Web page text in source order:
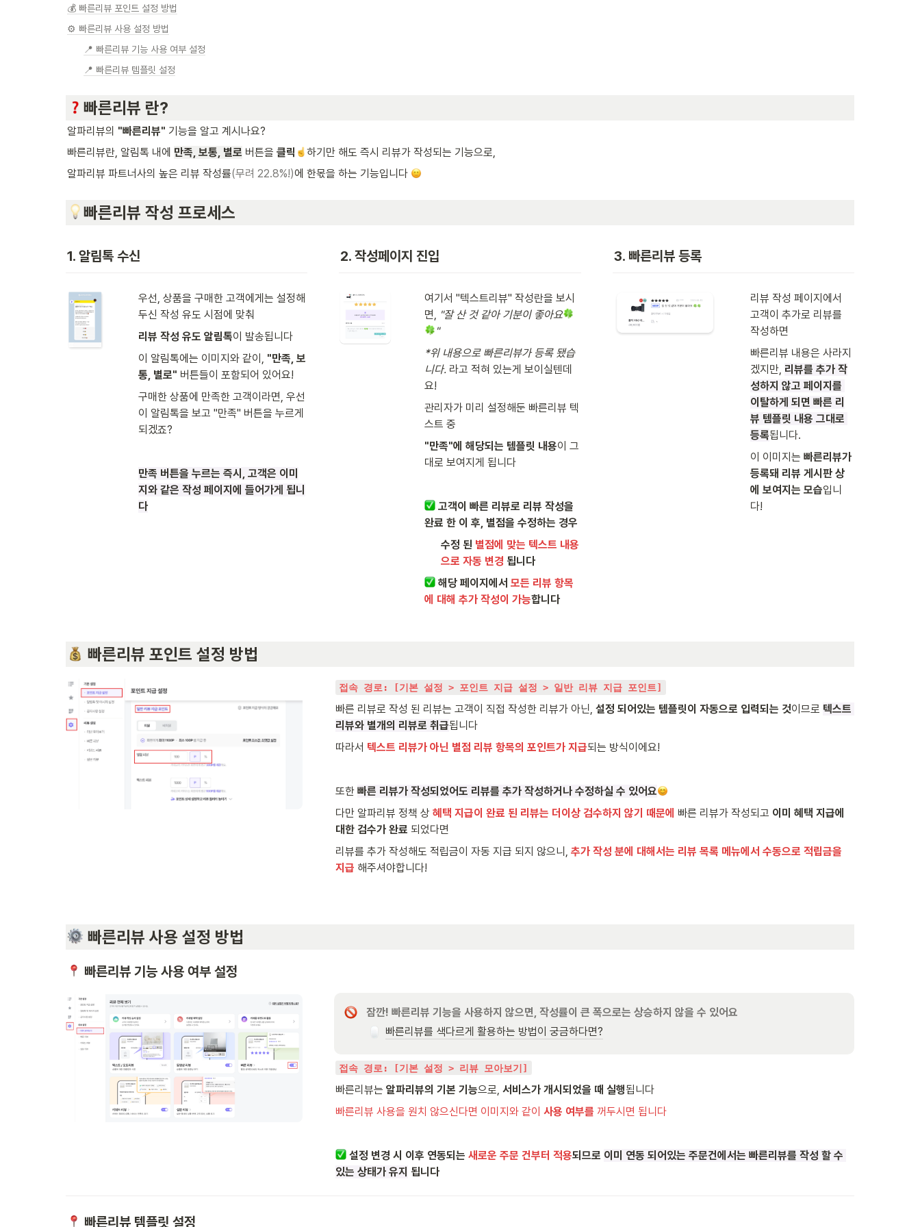
💰 빠른리뷰 포인트 설정 방법
⚙️ 빠른리뷰 사용 설정 방법
📍 빠른리뷰 기능 사용 여부 설정
📍 빠른리뷰 템플릿 설정
빠른리뷰 란?
알파리뷰의 "빠른리뷰" 기능을 알고 계시나요?
빠른리뷰란, 알림톡 내에 만족, 보통, 별로 버튼을 클릭
하기만 해도 즉시 리뷰가 작성되는 기능으로,
알파리뷰 파트너사의 높은 리뷰 작성률(무려 22.8%!)에 한몫을 하는 기능입니다
빠른리뷰 작성 프로세스
1. 알림톡 수신
우선, 상품을 구매한 고객에게는 설정해
두신 작성 유도 시점에 맞춰
리뷰 작성 유도 알림톡이 발송됩니다
이 알림톡에는 이미지와 같이, "만족, 보
통, 별로" 버튼들이 포함되어 있어요!
구매한 상품에 만족한 고객이라면, 우선
이 알림톡을 보고 "만족" 버튼을 누르게
되겠죠?
만족 버튼을 누르는 즉시, 고객은 이미
지와 같은 작성 페이지에 들어가게 됩니
다
2. 작성페이지 진입
여기서 "텍스트리뷰" 작성란을 보시
면,
"잘 산 것 같아 기분이 좋아요
"
*위 내용으로 빠른리뷰가 등록 됐습
니다. 라고 적혀 있는게 보이실텐데
요!
관리자가 미리 설정해둔 빠른리뷰 텍
스트 중
"만족"에 해당되는 템플릿 내용이 그
대로 보여지게 됩니다
고객이 빠른 리뷰로 리뷰 작성을
수정 된 별점에 맞는 텍스트 내용
으로 자동 변경 됩니다
해당 페이지에서 모든 리뷰 항목
에 대해 추가 작성이 가능합니다
3. 빠른리뷰 등록
리뷰 작성 페이지에서
고객이 추가로 리뷰를
작성하면
빠른리뷰 내용은 사라지
겠지만, 리뷰를 추가 작
성하지 않고 페이지를
이탈하게 되면 빠른 리
뷰 템플릿 내용 그대로
등록됩니다.
이 이미지는 빠른리뷰가
등록돼 리뷰 게시판 상
에 보여지는 모습입니
다!
빠른리뷰 포인트 설정 방법
접속 경로: [기본 설정 > 포인트 지급 설정 > 일반 리뷰 지급 포인트]
빠른 리뷰로 작성 된 리뷰는 고객이 직접 작성한 리뷰가 아닌, 설정 되어있는 템플릿이 자동으로 입력되는 것이므로 텍스트
리뷰와 별개의 리뷰로 취급됩니다
따라서 텍스트 리뷰가 아닌 별점 리뷰 항목의 포인트가 지급되는 방식이에요!
또한 빠른 리뷰가 작성되었어도 리뷰를 추가 작성하거나 수정하실 수 있어요
다만 알파리뷰 정책 상 혜택 지급이 완료 된 리뷰는 더이상 검수하지 않기 때문에 빠른 리뷰가 작성되고 이미 혜택 지급에
대한 검수가 완료 되었다면
리뷰를 추가 작성해도 적립금이 자동 지급 되지 않으니, 추가 작성 분에 대해서는 리뷰 목록 메뉴에서 수동으로 적립금을
지급 해주셔야합니다!
빠른리뷰 사용 설정 방법
빠른리뷰 기능 사용 여부 설정
잠깐! 빠른리뷰 기능을 사용하지 않으면, 작성률이 큰 폭으로는 상승하지 않을 수 있어요
빠른리뷰를 색다르게 활용하는 방법이 궁금하다면?
접속 경로: [기본 설정 > 리뷰 모아보기]
빠른리뷰는 알파리뷰의 기본 기능으로, 서비스가 개시되었을 때 실행됩니다
빠른리뷰 사용을 원치 않으신다면 이미지와 같이 사용 여부를 꺼두시면 됩니다
설정 변경 시 이후 연동되는 새로운 주문 건부터 적용되므로 이미 연동 되어있는 주문건에서는 빠른리뷰를 작성 할 수
있는 상태가 유지 됩니다
빠른리뷰 템플릿 설정